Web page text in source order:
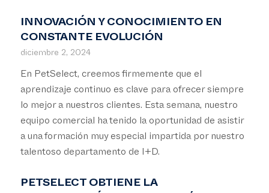
INNOVACIÓN Y CONOCIMIENTO EN
CONSTANTE EVOLUCIÓN
diciembre 2, 2024
En PetSelect, creemos firmemente que el
aprendizaje continuo es clave para ofrecer siempre
lo mejor a nuestros clientes. Esta semana, nuestro
equipo comercial ha tenido la oportunidad de asistir
a una formación muy especial impartida por nuestro
talentoso departamento de I+D.
PETSELECT OBTIENE LA